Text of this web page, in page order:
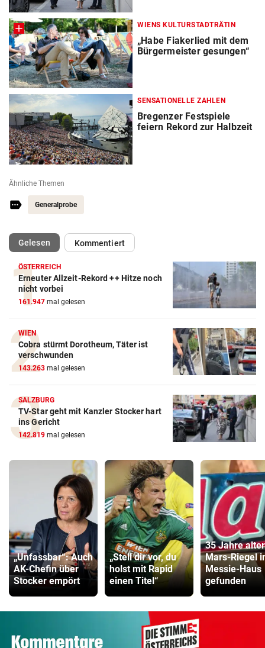
WIENS KULTURSTADTRÄTIN
„Habe Fiakerlied mit dem
Bürgermeister gesungen“
SENSATIONELLE ZAHLEN
Bregenzer Festspiele
feiern Rekord zur Halbzeit
Ähnliche Themen
Generalprobe
Gelesen(ausgewählt)Kommentiert
ÖSTERREICH
Erneuter Allzeit-Rekord ++ Hitze noch
nicht vorbei
161.947 mal gelesen
WIEN
Cobra stürmt Dorotheum, Täter ist
verschwunden
143.263 mal gelesen
SALZBURG
TV-Star geht mit Kanzler Stocker hart
ins Gericht
142.819 mal gelesen
„Unfassbar“: Auch
AK-Chefin über
Stocker empört
„Stell dir vor, du
holst mit Rapid
einen Titel“
35 Jahre alter
Mars-Riegel
Messie-Haus
gefunden